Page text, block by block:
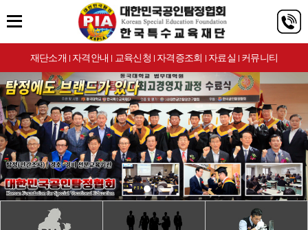
재단소개 | 자격안내 | 교육신청 | 자격증조회 | 자료실 | 커뮤니티